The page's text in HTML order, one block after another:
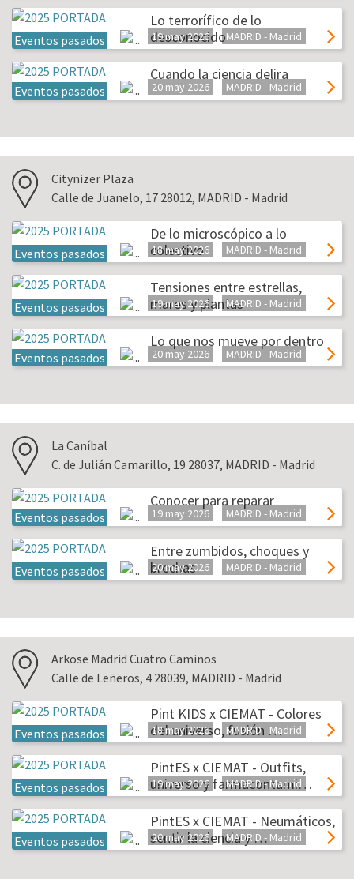
Eventos pasados
Lo terrorífico de lo
desconocido
19 may 2026 MADRID - Madrid
Eventos pasados
Cuando la ciencia delira
20 may 2026 MADRID - Madrid
Citynizer Plaza
Calle de Juanelo, 17 28012, MADRID - Madrid
Eventos pasados
De lo microscópico a lo
colectivo
18 may 2026 MADRID - Madrid
Eventos pasados
Tensiones entre estrellas,
mares y plantas
19 may 2026 MADRID - Madrid
Eventos pasados
Lo que nos mueve por dentro
20 may 2026 MADRID - Madrid
La Caníbal
C. de Julián Camarillo, 19 28037, MADRID - Madrid
Eventos pasados
Conocer para reparar
19 may 2026 MADRID - Madrid
Eventos pasados
Entre zumbidos, choques y
brechas
20 may 2026 MADRID - Madrid
Arkose Madrid Cuatro Caminos
Calle de Leñeros, 4 28039, MADRID - Madrid
Eventos pasados
Pint KIDS x CIEMAT - Colores
del universo, fusión …
18 may 2026 MADRID - Madrid
Eventos pasados
PintES x CIEMAT - Outfits,
universo y farmacontami…
19 may 2026 MADRID - Madrid
Eventos pasados
PintES x CIEMAT - Neumáticos,
sentir la ciencia y …
20 may 2026 MADRID - Madrid